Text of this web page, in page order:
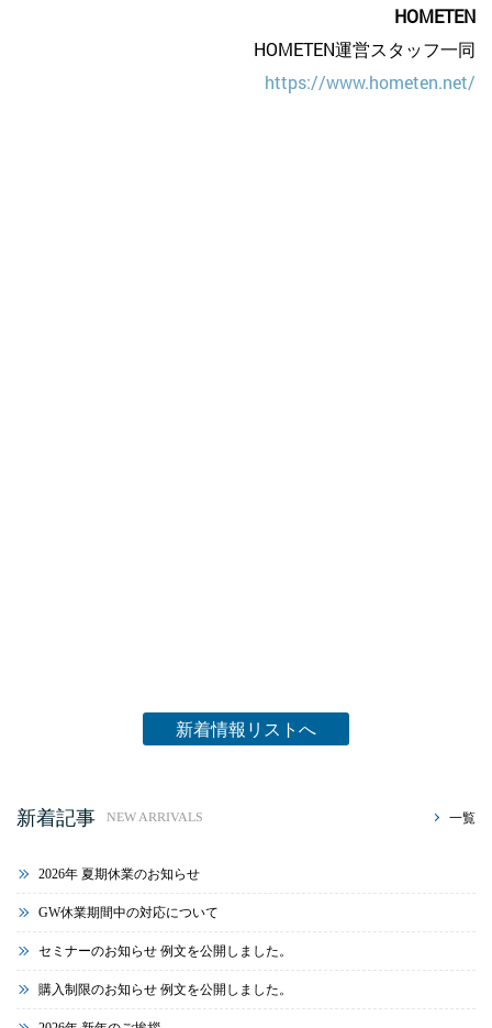
HOMETEN
HOMETEN運営スタッフ一同
https://www.hometen.net/
新着情報リストへ
新着記事 NEW ARRIVALS 一覧
2026年 夏期休業のお知らせ
GW休業期間中の対応について
セミナーのお知らせ 例文を公開しました。
購入制限のお知らせ 例文を公開しました。